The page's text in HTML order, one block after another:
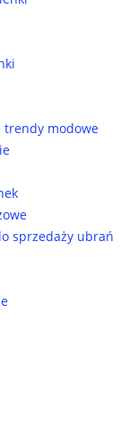
trendy modowe
sprzedaży ubrań